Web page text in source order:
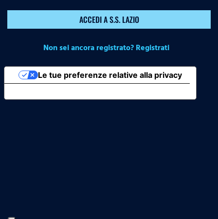
ACCEDI A S.S. LAZIO
Non sei ancora registrato? Registrati
Le tue preferenze relative alla privacy